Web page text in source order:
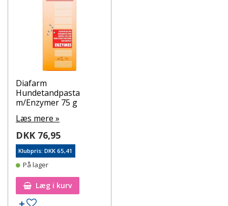
Diafarm
Hundetandpasta
m/Enzymer 75 g
Læs mere »
DKK 76,95
Klubpris: DKK 65,41
På lager
Læg i kurv
Tilføj til ønskeseddel